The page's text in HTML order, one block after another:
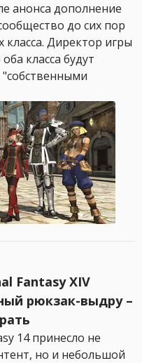
анонса дополнение
до сих пор
Директор игры
класса будут
Fantasy XIV
рюкзак-выдру –
14 принесло не
но и небольшой